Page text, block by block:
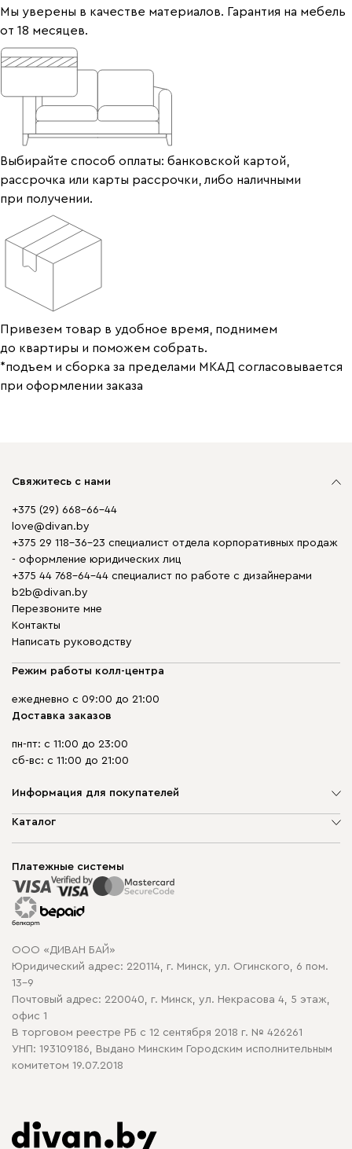
Мы уверены в качестве материалов. Гарантия на мебель
от 18 месяцев.
Выбирайте способ оплаты: банковской картой,
рассрочка или карты рассрочки, либо наличными
при получении.
Привезем товар в удобное время, поднимем
до квартиры и поможем собрать.
*подъем и сборка за пределами МКАД согласовывается
при оформлении заказа
Свяжитесь с нами
+375 (29) 668-66-44
love@divan.by
+375 29 118-36-23 специалист отдела корпоративных продаж
- оформление юридических лиц
+375 44 768-64-44 специалист по работе с дизайнерами
b2b@divan.by
Перезвоните мне
Контакты
Написать руководству
Режим работы колл-центра
ежедневно с 09:00 до 21:00
Доставка заказов
пн-пт: с 11:00 до 23:00
сб-вс: с 11:00 до 21:00
Информация для покупателей
О компании
Способы оплаты
Рассрочка и кредит
Гарантия
Карта сайта
Политика конфиденциальности
Политика в отношении обработки cookie
Каталог
Корпусная мебель
Распродажа мебели
Платежные системы
ООО «ДИВАН БАЙ»
Юридический адрес: 220114, г. Минск, ул. Огинского, 6 пом.
13-9
Почтовый адрес: 220040, г. Минск, ул. Некрасова 4, 5 этаж,
офис 1
В торговом реестре РБ с 12 сентября 2018 г. № 426261
УНП: 193109186, Выдано Минским Городским исполнительным
комитетом 19.07.2018